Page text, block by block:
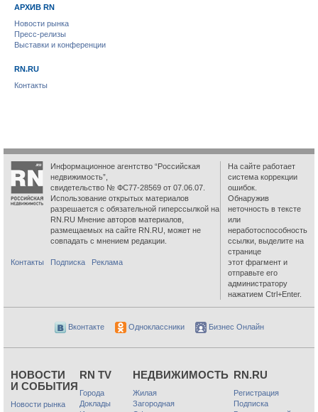
АРХИВ RN
Новости рынка
Пресс-релизы
Выставки и конференции
RN.RU
Контакты
Информационное агентство “Российская
недвижимость”,
свидетельство № ФС77-28569 от 07.06.07.
Использование открытых материалов
разрешается с обязательной гиперссылкой на
RN.RU Мнение авторов материалов,
размещаемых на сайте RN.RU, может не
совпадать с мнением редакции.
Контакты Подписка Реклама
На сайте работает
система коррекции
ошибок.
Обнаружив
неточность в тексте
или
неработоспособность
ссылки, выделите на
странице
этот фрагмент и
отправьте его
администратору
нажатием Ctrl+Enter.
Вконтакте Одноклассники Бизнес Онлайн
НОВОСТИ
И СОБЫТИЯ
Новости рынка
RN TV
Города
Доклады
НЕДВИЖИМОСТЬ
Жилая
Загородная
RN.RU
Регистрация
Подписка